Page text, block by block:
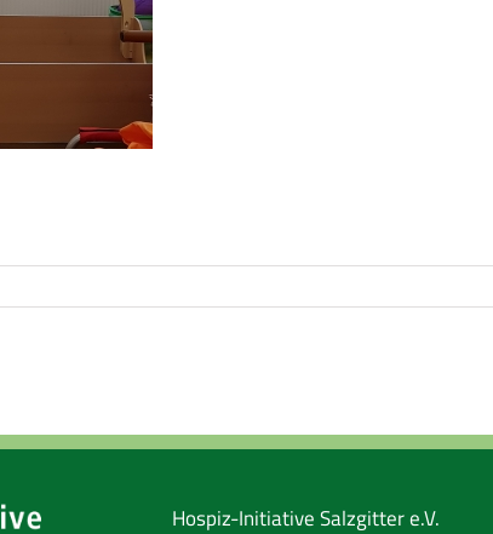
Hospiz-Initiative Salzgitter e.V.